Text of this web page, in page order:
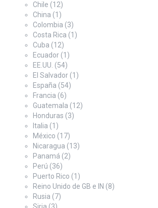
Chile (12)
China (1)
Colombia (3)
Costa Rica (1)
Cuba (12)
Ecuador (1)
EE.UU. (54)
El Salvador (1)
España (54)
Francia (6)
Guatemala (12)
Honduras (3)
Italia (1)
México (17)
Nicaragua (13)
Panamá (2)
Perú (36)
Puerto Rico (1)
Reino Unido de GB e IN (8)
Rusia (7)